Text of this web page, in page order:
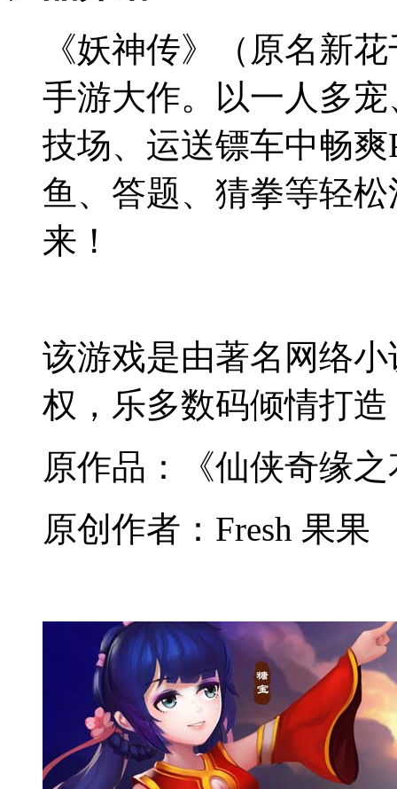
《妖神传》（原名新
手游大作。以一人多
技场、运送镖车中畅
鱼、答题、猜拳等轻
来！
该游戏是由著名网络
权，乐多数码倾情打造
原作品：《仙侠奇缘
原创作者：Fresh 果果